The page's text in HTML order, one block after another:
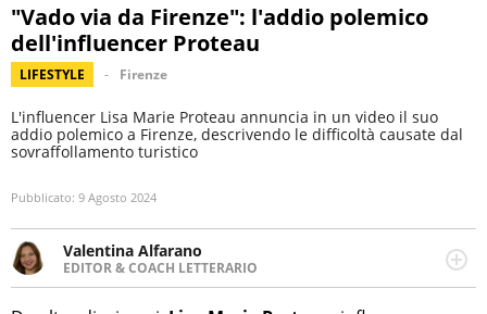
"Vado via da Firenze": l'addio polemico
dell'influencer Proteau
LIFESTYLE Firenze
L'influencer Lisa Marie Proteau annuncia in un video il suo
addio polemico a Firenze, descrivendo le difficoltà causate dal
sovraffollamento turistico
Pubblicato: 9 Agosto 2024
Valentina Alfarano
EDITOR & COACH LETTERARIO
Lavorare con le storie è la mia missione! Specializzata in
storytelling di viaggi, lavoro come editor di narrativa e